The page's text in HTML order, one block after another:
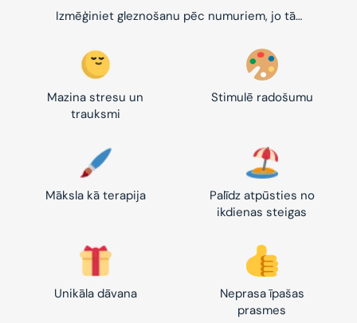
Izmēģiniet gleznošanu pēc numuriem, jo tā…
Mazina stresu un
trauksmi
Stimulē radošumu
Māksla kā terapija
Palīdz atpūsties no
ikdienas steigas
Unikāla dāvana
Neprasa īpašas
prasmes